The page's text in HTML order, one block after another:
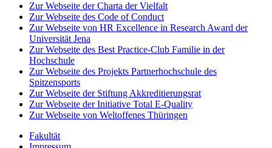
Zur Webseite der Charta der Vielfalt
Zur Webseite des Code of Conduct
Zur Webseite von HR Excellence in Research Award der
Universität Jena
Zur Webseite des Best Practice-Club Familie in der
Hochschule
Zur Webseite des Projekts Partnerhochschule des
Spitzensports
Zur Webseite der Stiftung Akkreditierungsrat
Zur Webseite der Initiative Total E-Quality
Zur Webseite von Weltoffenes Thüringen
Fakultät